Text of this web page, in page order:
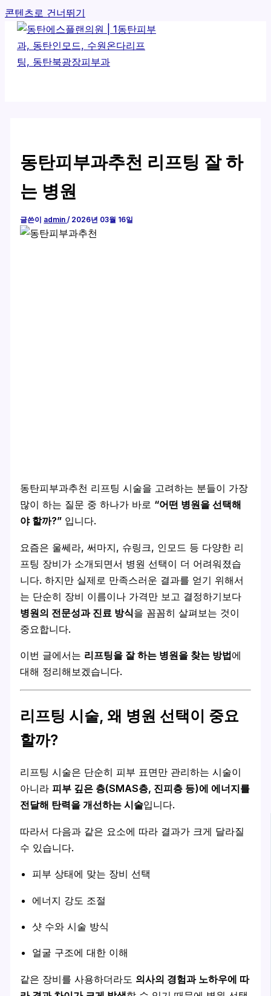
콘텐츠로 건너뛰기
동탄피부과추천 리프팅 잘 하
는 병원
글쓴이 admin/ 2026년 03월 16일
동탄피부과추천 리프팅 시술을 고려하는 분들이 가장
많이 하는 질문 중 하나가 바로 “어떤 병원을 선택해
야 할까?” 입니다.
요즘은 울쎄라, 써마지, 슈링크, 인모드 등 다양한 리
프팅 장비가 소개되면서 병원 선택이 더 어려워졌습
니다. 하지만 실제로 만족스러운 결과를 얻기 위해서
는 단순히 장비 이름이나 가격만 보고 결정하기보다
병원의 전문성과 진료 방식을 꼼꼼히 살펴보는 것이
중요합니다.
이번 글에서는 리프팅을 잘 하는 병원을 찾는 방법에
대해 정리해보겠습니다.
리프팅 시술, 왜 병원 선택이 중요
할까?
리프팅 시술은 단순히 피부 표면만 관리하는 시술이
아니라피부 깊은 층(SMAS층, 진피층 등)에 에너지를
전달해 탄력을 개선하는 시술입니다.
따라서 다음과 같은 요소에 따라 결과가 크게 달라질
수 있습니다.
피부 상태에 맞는 장비 선택
에너지 강도 조절
샷 수와 시술 방식
얼굴 구조에 대한 이해
같은 장비를 사용하더라도 의사의 경험과 노하우에 따